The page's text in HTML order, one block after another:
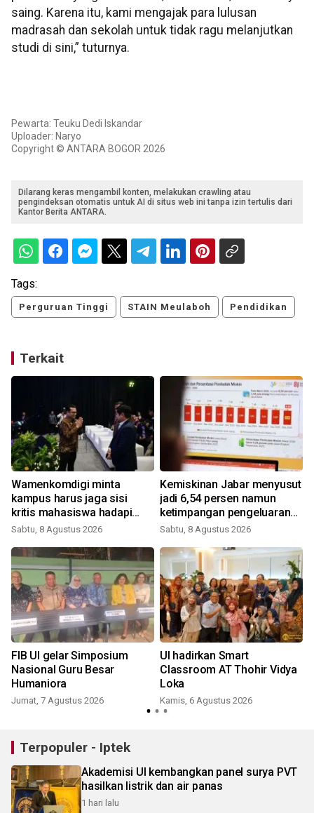
saing. Karena itu, kami mengajak para lulusan
madrasah dan sekolah untuk tidak ragu melanjutkan
studi di sini,” tuturnya.
Pewarta: Teuku Dedi Iskandar
Uploader: Naryo
Copyright © ANTARA BOGOR 2026
Dilarang keras mengambil konten, melakukan crawling atau
pengindeksan otomatis untuk AI di situs web ini tanpa izin tertulis dari
Kantor Berita ANTARA.
Tags:
Perguruan Tinggi STAIN Meulaboh Pendidikan
Terkait
Wamenkomdigi minta
kampus harus jaga sisi
kritis mahasiswa hadapi
Gen AI
Sabtu, 8 Agustus 2026
Kemiskinan Jabar menyusut
jadi 6,54 persen namun
ketimpangan pengeluaran
meningkat
Sabtu, 8 Agustus 2026
FIB UI gelar Simposium
Nasional Guru Besar
Humaniora
Jumat, 7 Agustus 2026
UI hadirkan Smart
Classroom AT Thohir Vidya
Loka
Kamis, 6 Agustus 2026
Terpopuler - Iptek
Akademisi UI kembangkan panel surya PVT
hasilkan listrik dan air panas
1 hari lalu